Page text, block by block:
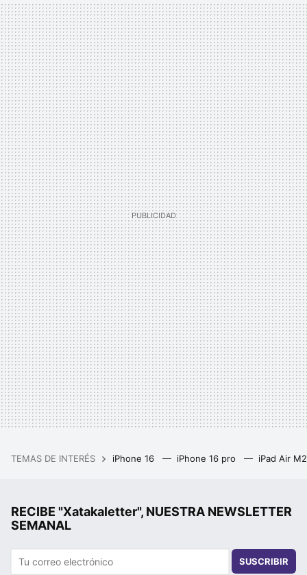
TEMAS DE INTERÉS iPhone 16 iPhone 16 pro iPad Air
RECIBE "Xatakaletter", NUESTRA NEWSLETTER
SEMANAL
SUSCRIBIR